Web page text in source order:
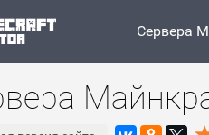
Сервера